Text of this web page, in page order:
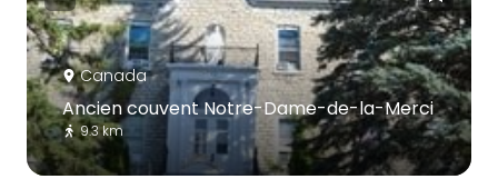
Canada
Ancien couvent Notre-Dame-de-la-Merci
9.3 km